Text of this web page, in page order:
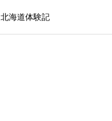
北海道体験記